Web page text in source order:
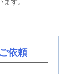
依頼